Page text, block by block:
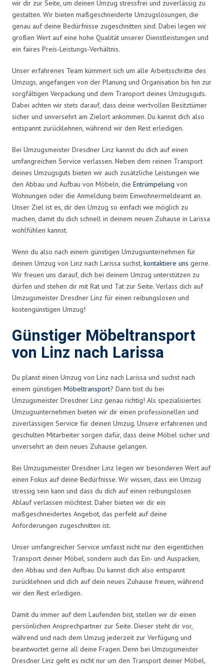
wir dir zur Seite, um deinen Umzug stressfrei und zuverlässig zu
gestalten. Wir bieten maßgeschneiderte Umzugslösungen, die
genau auf deine Bedürfnisse zugeschnitten sind. Dabei legen wir
großen Wert auf eine hohe Qualität unserer Dienstleistungen und
ein faires Preis-Leistungs-Verhältnis.
Unser erfahrenes Team kümmert sich um alle Arbeitsschritte des
Umzugs, angefangen von der Planung und Organisation bis hin zur
sorgfältigen Verpackung und dem Transport deines Umzugsguts.
Dabei achten wir stets darauf, dass deine wertvollen Besitztümer
sicher und unversehrt am Zielort ankommen. Du kannst dich also
entspannt zurücklehnen, während wir den Rest erledigen.
Bei Umzugsmeister Dresdner Linz kannst du dich auf einen
umfangreichen Service verlassen. Neben dem reinen Transport
deines Umzugsguts bieten wir auch zusätzliche Leistungen wie
den Abbau und Aufbau von Möbeln, die Entrümpelung von
Wohnungen oder die Anmeldung beim Einwohnermeldeamt an.
Unser Ziel ist es, dir den Umzug so einfach wie möglich zu
machen, damit du dich schnell in deinem neuen Zuhause in Larissa
wohlfühlen kannst.
Wenn du also nach einem günstigen Umzugsunternehmen für
deinen Umzug von Linz nach Larissa suchst, kontaktiere uns gerne.
Wir freuen uns darauf, dich bei deinem Umzug unterstützen zu
dürfen und stehen dir mit Rat und Tat zur Seite. Verlass dich auf
Umzugsmeister Dresdner Linz für einen reibungslosen und
kostengünstigen Umzug!
Günstiger Möbeltransport
von Linz nach Larissa
Du planst einen Umzug von Linz nach Larissa und suchst nach
einem günstigen Möbeltransport? Dann bist du bei
Umzugsmeister Dresdner Linz genau richtig! Als spezialisiertes
Umzugsunternehmen bieten wir dir einen professionellen und
zuverlässigen Service für deinen Umzug. Unsere erfahrenen und
geschulten Mitarbeiter sorgen dafür, dass deine Möbel sicher und
unversehrt an dein neues Zuhause gelangen.
Bei Umzugsmeister Dresdner Linz legen wir besonderen Wert auf
einen Fokus auf deine Bedürfnisse. Wir wissen, dass ein Umzug
stressig sein kann und dass du dich auf einen reibungslosen
Ablauf verlassen möchtest. Daher bieten wir dir ein
maßgeschneidertes Angebot, das perfekt auf deine
Anforderungen zugeschnitten ist.
Unser umfangreicher Service umfasst nicht nur den eigentlichen
Transport deiner Möbel, sondern auch das Ein- und Auspacken,
den Abbau und den Aufbau. Du kannst dich also entspannt
zurücklehnen und dich auf dein neues Zuhause freuen, während
wir den Rest erledigen.
Damit du immer auf dem Laufenden bist, stellen wir dir einen
persönlichen Ansprechpartner zur Seite. Dieser steht dir vor,
während und nach dem Umzug jederzeit zur Verfügung und
beantwortet gerne all deine Fragen. Denn bei Umzugsmeister
Dresdner Linz geht es nicht nur um den Transport deiner Möbel,